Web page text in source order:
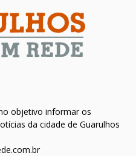
objetivo informar os
da cidade de Guarulhos